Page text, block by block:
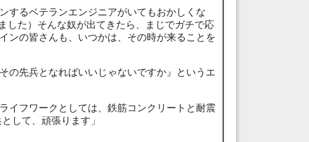
するベテランエンジニアがいてもおかしくな
した）そんな奴が出てきたら、まじでガチで応
ンの皆さんも、いつかは、その時が来ることを
の先兵となればいいじゃないですか』というエ
イフワークとしては、鉄筋コンクリートと耐震
して、頑張ります」